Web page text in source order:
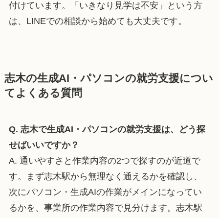
付けています。「いきなり見学は不安」という方
は、LINEでの相談から始めても大丈夫です。
志木の生成AI・パソコンの就労支援につい
てよくある質問
Q. 志木で生成AI・パソコンの就労支援は、どう探
せばいいですか？
A. 通いやすさと作業内容の2つで探すのが近道で
す。まず志木駅から無理なく通えるかを確認し、
次にパソコン・生成AIの作業がメインになってい
るかを、事業所の作業内容で見分けます。志木駅